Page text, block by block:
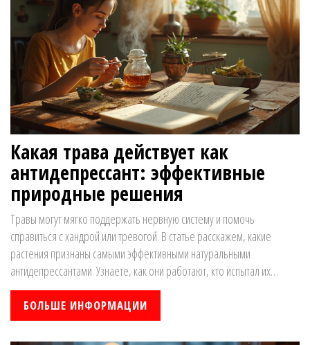
Какая трава действует как
антидепрессант: эффективные
природные решения
Травы могут мягко поддержать нервную систему и помочь
справиться с хандрой или тревогой. В статье расскажем, какие
растения признаны самыми эффективными натуральными
антидепрессантами. Узнаете, как они работают, кто испытал их
эффект, и что важно помнить при выборе и приёме. Обсудим не
только известный зверобой, но и менее популярные травы с
доказанным действием. Четко, просто и с конкретными советами из
реальной жизни.
БОЛЬШЕ ИНФОРМАЦИИ